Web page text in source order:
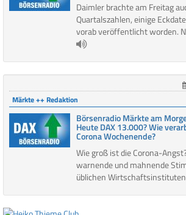
Daimler brachte am Freitag
Quartalszahlen, einige
vorab veröffentlicht worden.
Märkte ++ Redaktion
Börsenradio Märkte am
Heute DAX 13.000? Wie
Corona Wochenende?
Wie groß ist die Corona-
warnende und mahnende
üblichen